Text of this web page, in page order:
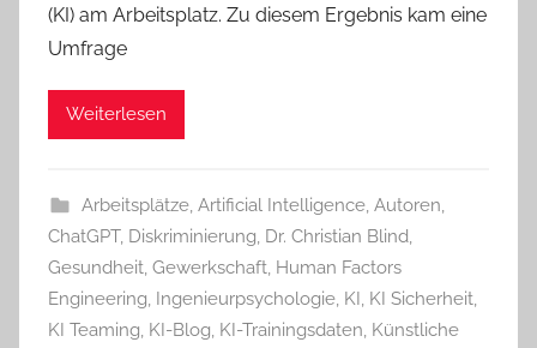
(KI) am Arbeitsplatz. Zu diesem Ergebnis kam eine
Umfrage
Weiterlesen
Arbeitsplätze, Artificial Intelligence, Autoren,
ChatGPT, Diskriminierung, Dr. Christian Blind,
Gesundheit, Gewerkschaft, Human Factors
Engineering, Ingenieurpsychologie, KI, KI Sicherheit,
KI Teaming, KI-Blog, KI-Trainingsdaten, Künstliche